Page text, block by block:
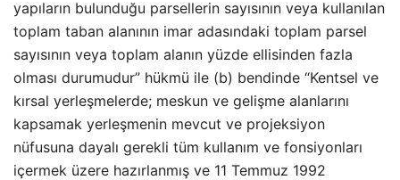
yapıların bulunduğu parsellerin sayısının veya kullanılan
toplam taban alanının imar adasındaki toplam parsel
sayısının veya toplam alanın yüzde ellisinden fazla
olması durumudur” hükmü ile (b) bendinde “Kentsel ve
kırsal yerleşmelerde; meskun ve gelişme alanlarını
kapsamak yerleşmenin mevcut ve projeksiyon
nüfusuna dayalı gerekli tüm kullanım ve fonsiyonları
içermek üzere hazırlanmış ve 11 Temmuz 1992